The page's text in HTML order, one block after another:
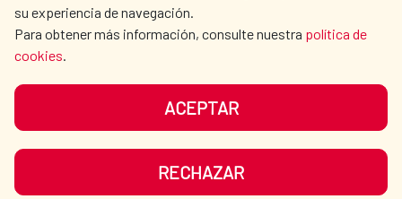
su experiencia de navegación.
Para obtener más información, consulte nuestra política de
cookies.
ACEPTAR
RECHAZAR
DATA PROTECTION
SITEMAP